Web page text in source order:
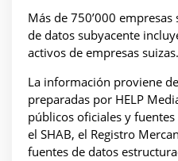
Más de 750’000
de datos subyacente
activos de empresas suizas.
La información proviene
preparadas por HELP
públicos oficiales y
el SHAB, el Registro
fuentes de datos